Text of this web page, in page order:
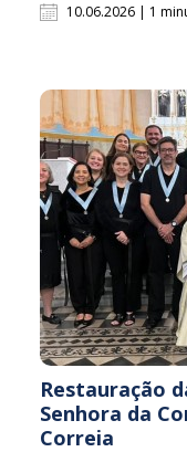
10.06.2026 | 1
Restauração
Senhora da
Correia